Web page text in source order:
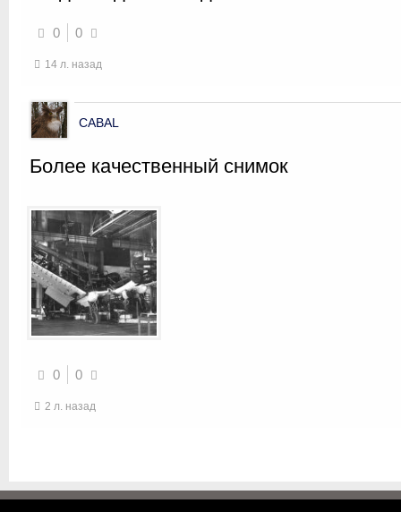
0 0
14 л. назад
CABAL
Более качественный снимок
0 0
2 л. назад